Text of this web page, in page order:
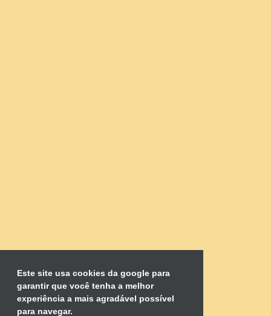
Este site usa cookies da google para
garantir que você tenha a melhor
experiência a mais agradável possível
para navegar.